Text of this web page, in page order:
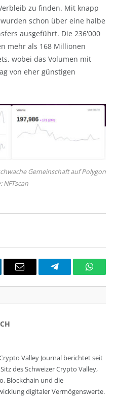
zu finden. Mit knapp
schon über eine halbe
ausgeführt. Die 236'000
mehr als 168 Millionen
wobei das Volumen mit
von eher günstigen
Gemeinschaft auf Polygon
NFTscan
Email Telegram
Valley Journal berichtet seit
des Schweizer Crypto Valley,
Blockchain und die
digitaler Vermögenswerte.